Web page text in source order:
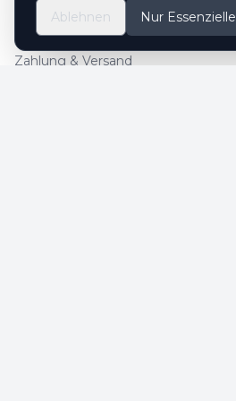
So geht es
Kontaktformular
Zahlung & Versand
Ablehnen Nur Essenzielle